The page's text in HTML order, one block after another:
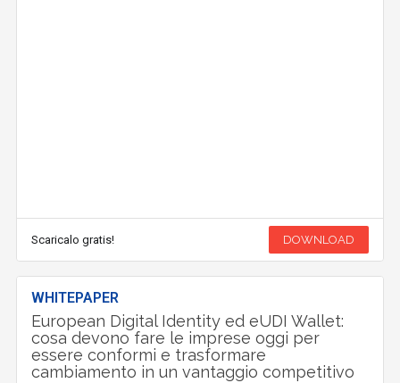
Scaricalo gratis! DOWNLOAD
WHITEPAPER
European Digital Identity ed eUDI Wallet:
cosa devono fare le imprese oggi per
essere conformi e trasformare
cambiamento in un vantaggio competitivo